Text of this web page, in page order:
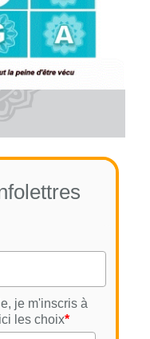
je m'inscris à
les choix*